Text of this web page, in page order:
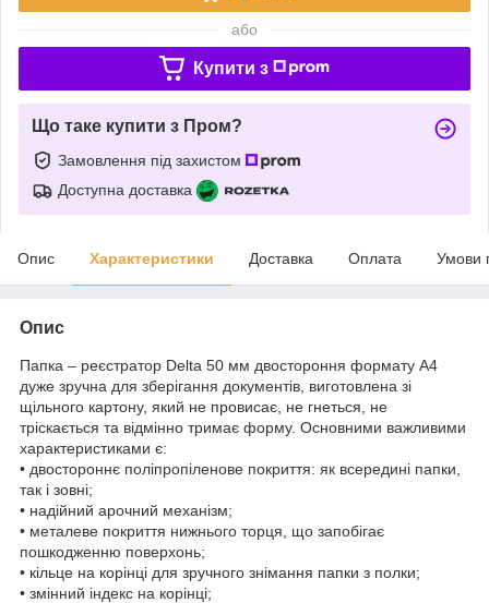
або
Купити з
Що таке купити з Пром?
Замовлення під захистом
Доступна доставка
Опис Характеристики Доставка Оплата Умови
Опис
Папка – реєстратор Delta 50 мм двостороння формату А4
дуже зручна для зберігання документів, виготовлена зі
щільного картону, який не провисає, не гнеться, не
тріскається та відмінно тримає форму. Основними важливими
характеристиками є:
• двостороннє поліпропіленове покриття: як всередині папки,
так і зовні;
• надійний арочний механізм;
• металеве покриття нижнього торця, що запобігає
пошкодженню поверхонь;
• кільце на корінці для зручного знімання папки з полки;
• змінний індекс на корінці;